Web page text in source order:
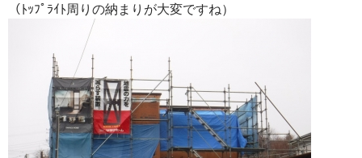
（ﾄｯﾌﾟﾗｲﾄ周りの納まりが大変ですね）